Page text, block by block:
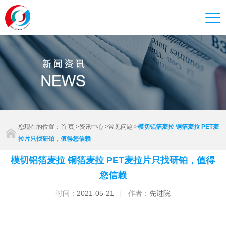
您现在的位置：首 页 >资讯中心 >常见问题 >模切铝箔麦拉 铜箔麦拉 PET麦
拉片只找研铂，值得您信赖
模切铝箔麦拉 铜箔麦拉 PET麦拉片只找研铂，值得
您信赖
时间： 2021-05-21 | 作者： 先进院